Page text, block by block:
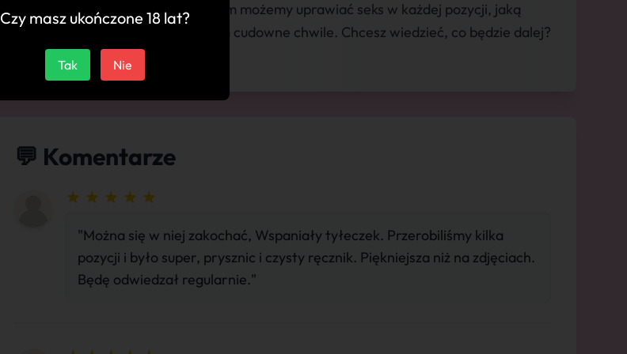
od powolnego rozbierania, a potem możemy uprawiać seks w każdej pozycji, jaką
sobie wymarzysz. Spędzimy razem cudowne chwile. Chcesz wiedzieć, co będzie dalej?
Spotkajmy się i zobaczysz.
💬 Komentarze
"Można się w niej zakochać, Wspaniały tyłeczek. Przerobiliśmy kilka
pozycji i było super, prysznic i czysty ręcznik. Piękniejsza niż na zdjęciach.
Będę odwiedzał regularnie."
Czy masz ukończone 18 lat?
Tak Nie